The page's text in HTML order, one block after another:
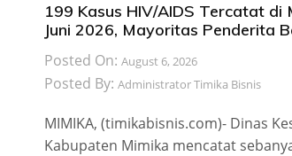
199 Kasus HIV/AIDS Tercatat di
Juni 2026, Mayoritas Penderita
Posted On: August 6, 2026
Posted By: Administrator Timika Bisnis
MIMIKA, (timikabisnis.com)- Dinas
Kabupaten Mimika mencatat